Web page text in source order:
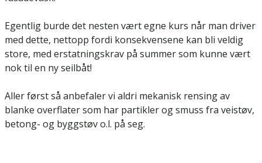
Egentlig burde det nesten vært egne kurs når man driver
med dette, nettopp fordi konsekvensene kan bli veldig
store, med erstatningskrav på summer som kunne vært
nok til en ny seilbåt!
Aller først så anbefaler vi aldri mekanisk rensing av
blanke overflater som har partikler og smuss fra veistøv,
betong- og byggstøv o.l. på seg.